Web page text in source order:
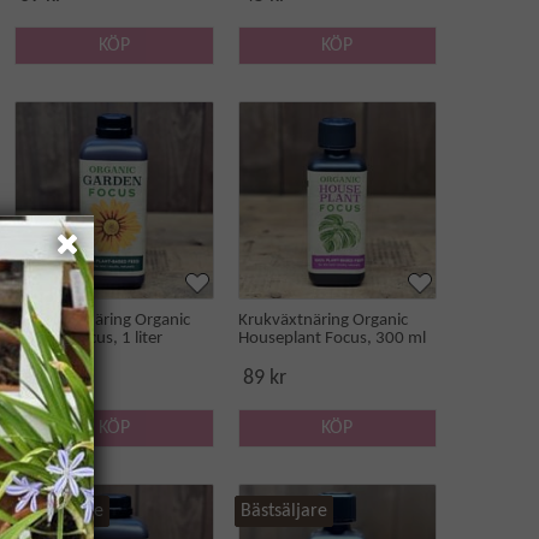
KÖP KÖP
Trädgårdsnäring Organic
Garden Focus, 1 liter
169 kr
KÖP
Krukväxtnäring Organic
Houseplant Focus, 300 ml
89 kr
KÖP
Bästsäljare Bästsäljare